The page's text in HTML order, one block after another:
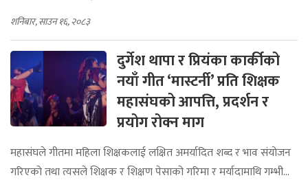
शनिबार, साउन १६, २०८३
दुर्गेश थापा र प्रियंका कार्कीको
नयाँ गीत ‘मास्टर्नी’ प्रति शिक्षक
महासंघको आपत्ति, प्रदर्शन र
प्रयोग रोक्न माग
महासंघले गीतमा महिला शिक्षकलाई लक्षित अमर्यादित शब्द र भाव संयोजन
गरिएको तथा त्यसले शिक्षक र शिक्षण पेसाको गरिमा र मर्यादामाथि गम्भी...